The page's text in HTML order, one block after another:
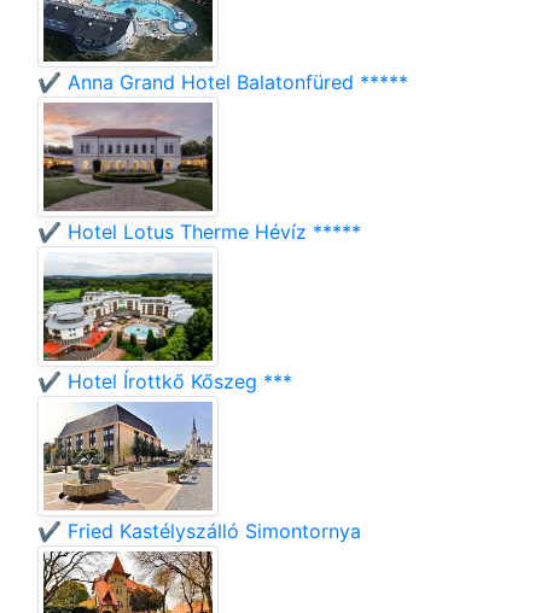
✔️ Anna Grand Hotel Balatonfüred *****
✔️ Hotel Lotus Therme Hévíz *****
✔️ Hotel Írottkő Kőszeg ***
✔️ Fried Kastélyszálló Simontornya